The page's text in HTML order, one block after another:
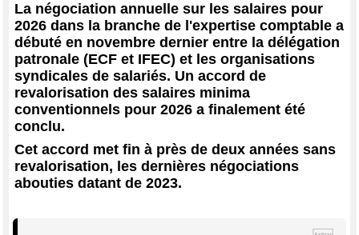
La négociation annuelle sur les salaires pour
2026 dans la branche de l'expertise comptable a
débuté en novembre dernier entre la délégation
patronale (ECF et IFEC) et les organisations
syndicales de salariés. Un accord de
revalorisation des salaires minima
conventionnels pour 2026 a finalement été
conclu.
Cet accord met fin à près de deux années sans
revalorisation, les dernières négociations
abouties datant de 2023.